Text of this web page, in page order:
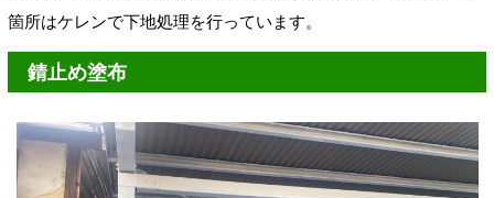
箇所はケレンで下地処理を行っています。
錆止め塗布